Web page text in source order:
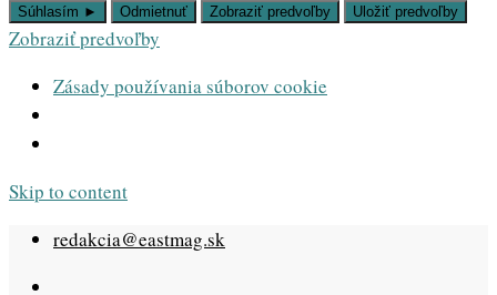
Súhlasím ► Odmietnuť Zobraziť predvoľby Uložiť predvoľby
Zobraziť predvoľby
Zásady používania súborov cookie
Skip to content
redakcia@eastmag.sk